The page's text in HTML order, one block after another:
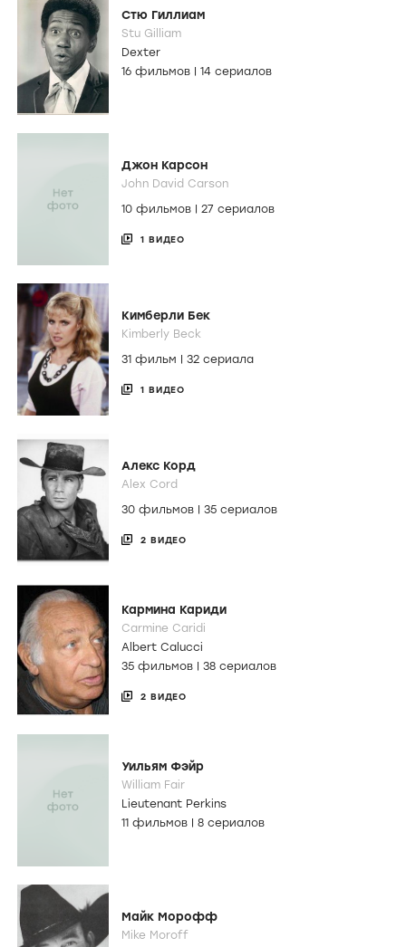
Стю Гиллиам
Stu Gilliam
Dexter
16 фильмов
14 сериалов
Джон Карсон
John David Carson
10 фильмов | 27 сериалов
1 ВИДЕО
Кимберли Бек
Kimberly Beck
31 фильм | 32 сериала
1 ВИДЕО
Алекс Корд
Alex Cord
30 фильмов | 35 сериалов
2 ВИДЕО
Кармина Кариди
Carmine Caridi
Albert Calucci
35 фильмов | 38 сериалов
2 ВИДЕО
Уильям Фэйр
William Fair
Lieutenant Perkins
11 фильмов
8 сериалов
Майк Морофф
Mike Moroff